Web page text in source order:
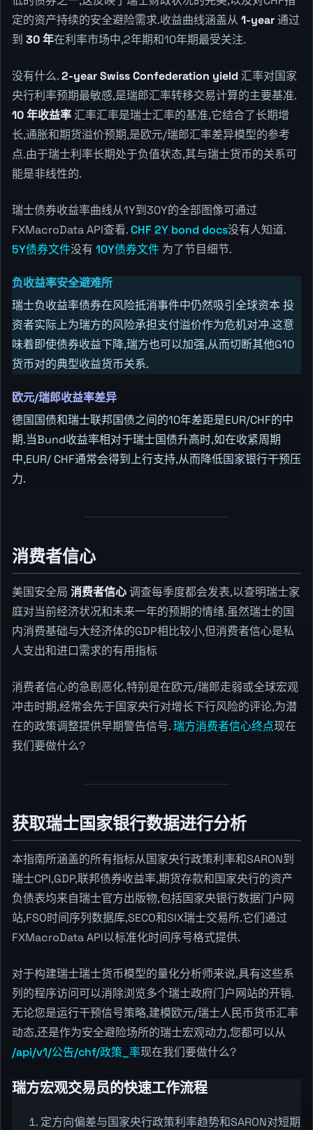
定的资产持续的安全避险需求.收益曲线涵盖从 1-year通过
到 30 年在利率市场中,2年期和10年期最受关注.
没有什么.2-year Swiss Confederation yield 汇率对国家
央行利率预期最敏感,是瑞郎汇率转移交易计算的主要基准.
10 年收益率 汇率汇率是瑞士汇率的基准,它结合了长期增
长,通胀和期货溢价预期,是欧元/瑞郎汇率差异模型的参考
点.由于瑞士利率长期处于负值状态,其与瑞士货币的关系可
能是非线性的.
瑞士债券收益率曲线从1Y到30Y的全部图像可通过
FXMacroData API查看.CHF 2Y bond docs没有人知道.
5Y债券文件没有 10Y债券文件 为了节目细节.
负收益率安全避难所
瑞士负收益率债券在风险抵消事件中仍然吸引全球资本 投
资者实际上为瑞方的风险承担支付溢价作为危机对冲.这意
味着即使债券收益下降,瑞方也可以加强,从而切断其他G10
货币对的典型收益货币关系.
欧元/瑞郎收益率差异
德国国债和瑞士联邦国债之间的10年差距是EUR/CHF的中
期.当Bund收益率相对于瑞士国债升高时,如在收紧周期
中,EUR/ CHF通常会得到上行支持,从而降低国家银行干预压
力.
消费者信心
美国安全局 消费者信心调查每季度都会发表,以查明瑞士家
庭对当前经济状况和未来一年的预期的情绪.虽然瑞士的国
内消费基础与大经济体的GDP相比较小,但消费者信心是私
人支出和进口需求的有用指标
消费者信心的急剧恶化,特别是在欧元/瑞郎走弱或全球宏观
冲击时期,经常会先于国家央行对增长下行风险的评论,为潜
在的政策调整提供早期警告信号.瑞方消费者信心终点现在
我们要做什么?
获取瑞士国家银行数据进行分析
本指南所涵盖的所有指标从国家央行政策利率和SARON到
瑞士CPI,GDP,联邦债券收益率,期货存款和国家央行的资产
负债表均来自瑞士官方出版物,包括国家央银行数据门户网
站,FSO时间序列数据库,SECO和SIX瑞士交易所.它们通过
FXMacroData API以标准化时间序号格式提供.
对于构建瑞士瑞士货币模型的量化分析师来说,具有这些系
列的程序访问可以消除浏览多个瑞士政府门户网站的开销.
无论您是运行干预信号策略,建模欧元/瑞士人民币货币汇率
动态,还是作为安全避险场所的瑞士宏观动力,您都可以从
/api/v1/公告/chf/政策_率现在我们要做什么?
瑞方宏观交易员的快速工作流程
定方向偏差与国家央行政策利率趋势和SARON对短期